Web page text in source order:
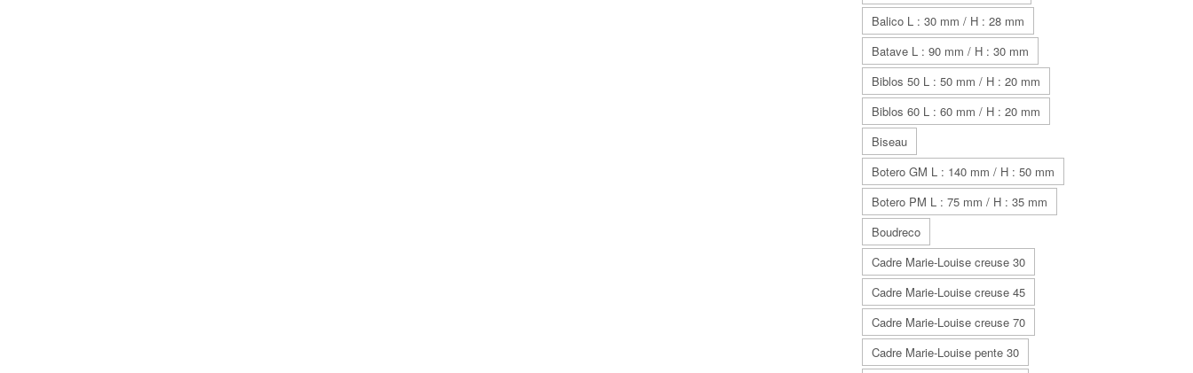
Balico L : 30 mm / H : 28 mm
Batave L : 90 mm / H : 30 mm
Biblos 50 L : 50 mm / H : 20 mm
Biblos 60 L : 60 mm / H : 20 mm
Biseau
Botero GM L : 140 mm / H : 50 mm
Botero PM L : 75 mm / H : 35 mm
Boudreco
Cadre Marie-Louise creuse 30
Cadre Marie-Louise creuse 45
Cadre Marie-Louise creuse 70
Cadre Marie-Louise pente 30